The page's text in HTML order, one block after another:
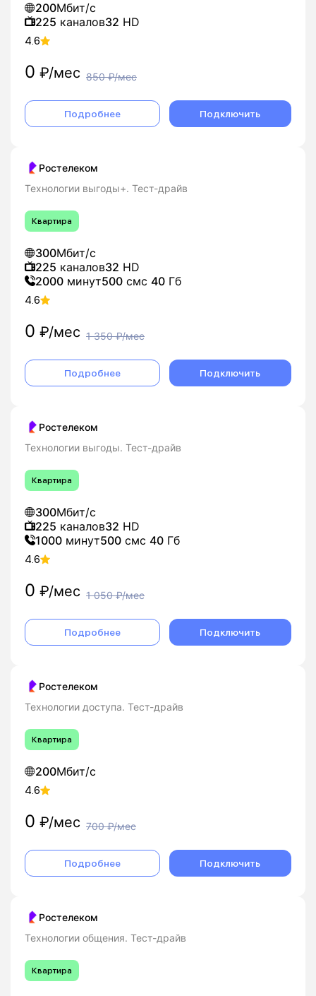
200Мбит/с
225 каналов32 HD
4.6
0 ₽/мес 850₽/мес
Подробнее Подключить
Ростелеком
Технологии выгоды+. Тест-драйв
Квартира
300Мбит/с
225 каналов32 HD
2000 минут500 смс 40 Гб
4.6
0 ₽/мес 1 350₽/мес
Подробнее Подключить
Ростелеком
Технологии выгоды. Тест-драйв
Квартира
300Мбит/с
225 каналов32 HD
1000 минут500 смс 40 Гб
4.6
0 ₽/мес 1 050₽/мес
Подробнее Подключить
Ростелеком
Технологии доступа. Тест-драйв
Квартира
200Мбит/с
4.6
0 ₽/мес 700₽/мес
Подробнее Подключить
Ростелеком
Технологии общения. Тест-драйв
Квартира